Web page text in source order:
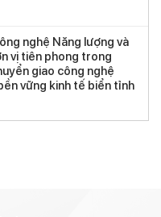
nghệ Năng lượng và
vị tiên phong trong
giao công nghệ
vững kinh tế biển tỉnh